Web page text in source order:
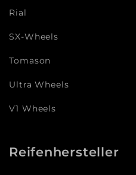
Rial
SX-Wheels
Tomason
Ultra Wheels
V1 Wheels
Reifenhersteller